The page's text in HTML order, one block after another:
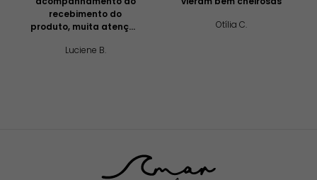
recebimento do
produto, muita atenção
Luciene B.
Otília C.